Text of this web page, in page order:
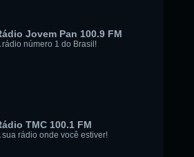
Jovem Pan 100.9 FM
rádio número 1 do Brasil!
TMC 100.1 FM
sua rádio onde você estiver!